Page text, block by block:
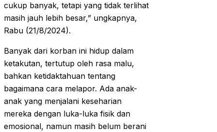
cukup banyak, tetapi yang tidak terlihat
masih jauh lebih besar,” ungkapnya,
Rabu (21/8/2024).
Banyak dari korban ini hidup dalam
ketakutan, tertutup oleh rasa malu,
bahkan ketidaktahuan tentang
bagaimana cara melapor. Ada anak-
anak yang menjalani keseharian
mereka dengan luka-luka fisik dan
emosional, namun masih belum berani